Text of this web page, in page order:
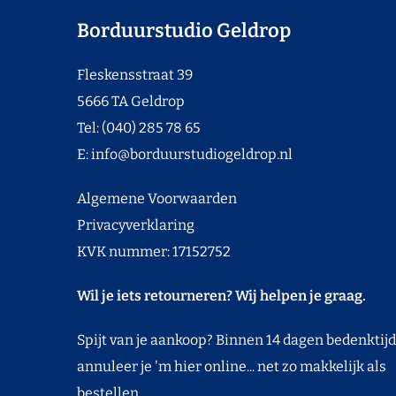
Borduurstudio Geldrop
Fleskensstraat 39
5666 TA Geldrop
Tel: (040) 285 78 65
E:info@borduurstudiogeldrop.nl
Algemene Voorwaarden
Privacyverklaring
KVK nummer: 17152752
Wil je iets retourneren? Wij helpen je graag.
Spijt van je aankoop? Binnen 14 dagen bedenktijd
annuleer je 'm hier online... net zo makkelijk als